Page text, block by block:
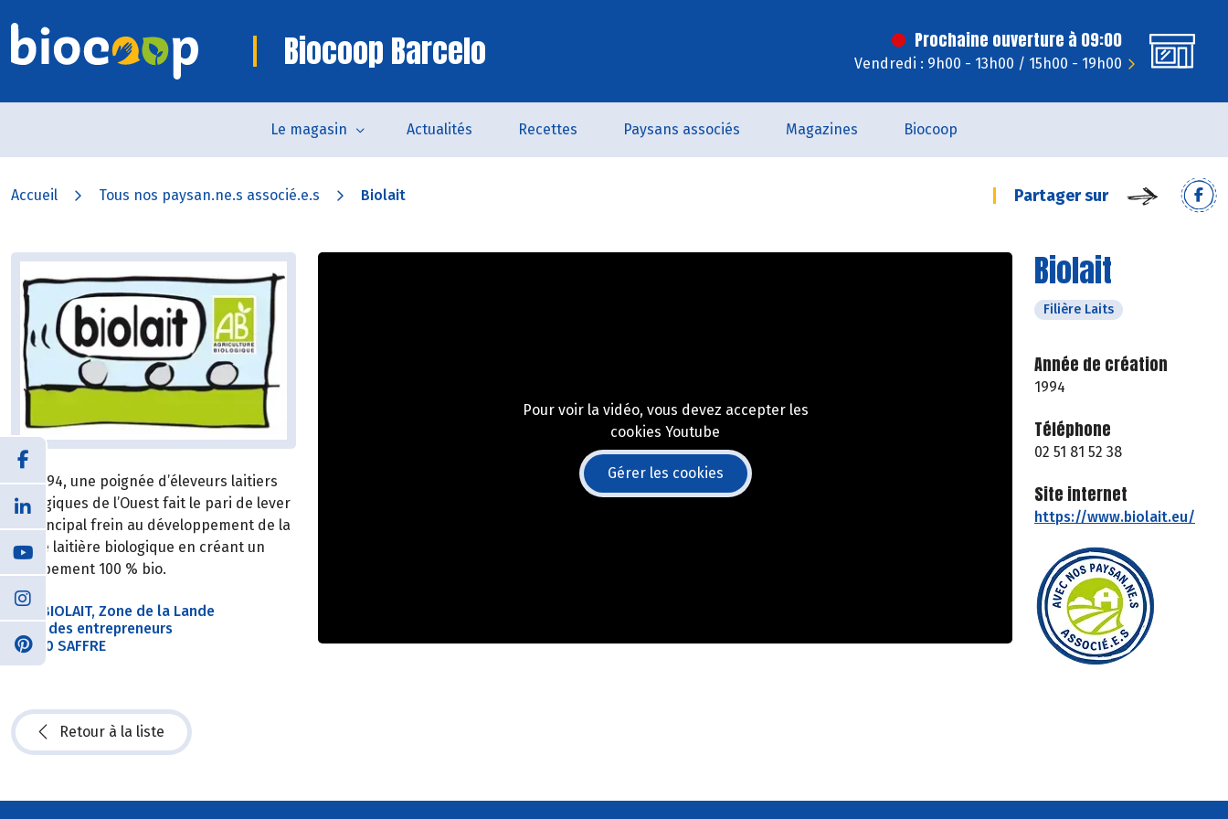
Biocoop Barcelo Prochaine ouverture à 09:00
Vendredi : 9h00 - 13h00 / 15h00 - 19h00
Le magasin Actualités Recettes Paysans associés Magazines Biocoop
Accueil Tous nos paysan.ne.s associé.e.s Biolait Partager sur
Biolait
Filière Laits
Année de création
1994
Téléphone
02 51 81 52 38
Site internet
https://www.biolait.eu/
En 1994, une poignée d’éleveurs laitiers
biologiques de l’Ouest fait le pari de lever
le principal frein au développement de la
filière laitière biologique en créant un
groupement 100 % bio.
SAS BIOLAIT, Zone de la Lande
5 rue des entrepreneurs
44390 SAFFRE
Pour voir la vidéo, vous devez accepter les
cookies Youtube
Gérer les cookies
Retour à la liste